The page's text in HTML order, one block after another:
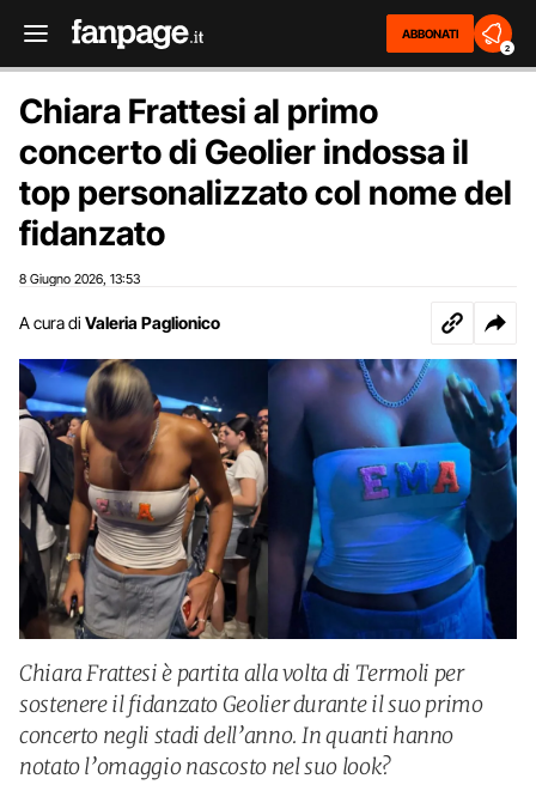
ABBONATI
2
Chiara Frattesi al primo
concerto di Geolier indossa il
top personalizzato col nome del
fidanzato
8 Giugno 2026 13:53
A cura di Valeria Paglionico
Chiara Frattesi è partita alla volta di Termoli per
sostenere il fidanzato Geolier durante il suo primo
concerto negli stadi dell’anno. In quanti hanno
notato l’omaggio nascosto nel suo look?